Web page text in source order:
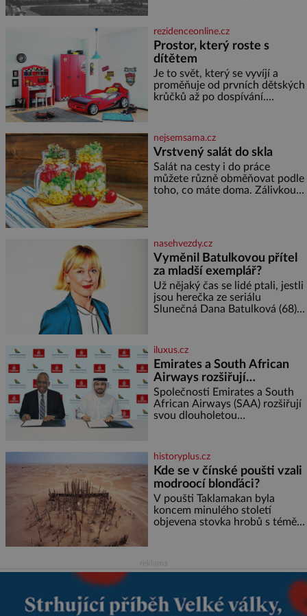
Placzek, Löw-Beer, Fuhrmann,
Kohn a Stiassni se stanou
jednou z hlavních
dramaturgických linií festivalu
židovské kultury ŠTETL FEST
2026. Některé návraty nejsou
jednoduché. Místa, která si
rezidenceonline.cz
Prostor, který roste s
dítětem
Je to svět, který se vyvíjí a
proměňuje od prvních dětských
krůčků až po dospívání.
soustředění i odpočinek a
reaguje na každou etapu života
a specifické potřeby dítěte. Pro
nejmenší je klíčová
jednoduchost, měkkost a
bezpečí, proto by pokoj
nejsemsama.cz
Vrstvený salát do skla
Salát na cesty i do práce
můžete různě obměňovat podle
toho, co máte doma. Zálivkou
potřebujete: ✿ 1/4 ledového
nebo jiného salátu (římský salát,
polníček…) ✿ 1 malá konzerva
kukuřice ✿ ½ okurky ✿ 2
rajčata Zálivka: ✿ 4 lžíce
olivového oleje ✿ 1 lžíci
citronové šťávy ✿ ½ stroužku
nasehvezdy.cz
Vyměnil Batulkovou přítel
za mladší exemplář?
Už nějaký čas se lidé ptali, jestli
jsou herečka ze seriálu
Slunečná Dana Batulková (68) a
od sebe přítele od samého
začátku odhán
iluxus.cz
Emirates a South African
Airways rozšiřují
partnerství. Cestujícím
nově zpřístupní dalších
devět destinací v jižní a
Společnosti Emirates a South
African Airways (SAA) rozšiřují
svou dlouholetou
cestujícím devět dalších
destinací v jižní a střední Africe
a u
historyplus.cz
Kde se v čínské poušti vzali
modroocí blonďáci?
V poušti Taklamakan byla
koncem minulého století
objevena stovka hrobů s téměř
modrou filcovou čapkou, z níž
se draly blonďaté vlásky. Fakt,